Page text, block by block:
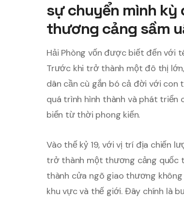
sự chuyển mình kỳ
thương cảng sầm
Hải Phòng vốn được biết đến với
Trước khi trở thành một đô thị
dân cần cù gắn bó cả đời với
quá trình hình thành và phát triển
biển từ thời phong kiến.
Vào thế kỷ 19, với vị trí địa chiến
trở thành một thương cảng quốc
thành cửa ngõ giao thương
khu vực và thế giới. Đây chính là